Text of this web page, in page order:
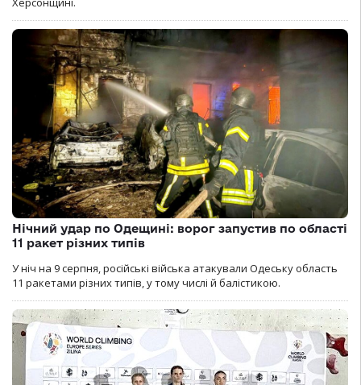
Нічний удар по Одещині: ворог запустив по області
11 ракет різних типів
У ніч на 9 серпня, російські війська атакували Одеську область
11 ракетами різних типів, у тому числі й балістикою.